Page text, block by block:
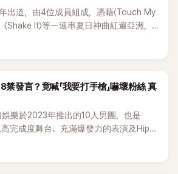
出道，由4位成員組成，憑藉〈Touch My
〈Shake It〉等一連串夏日神曲紅遍亞洲，
過，團體在出道滿7年後宣布解散，成員各
的好交情，她幾乎素顏入鏡的真實模
議。
發言？竟喊「我要打手槍」嚇壞粉絲 真
樂於2023年推出的10人男團，也是
完成度舞台、充滿爆發力的表演及Hip-
迅速累積大批海內外粉絲，近年也陸續